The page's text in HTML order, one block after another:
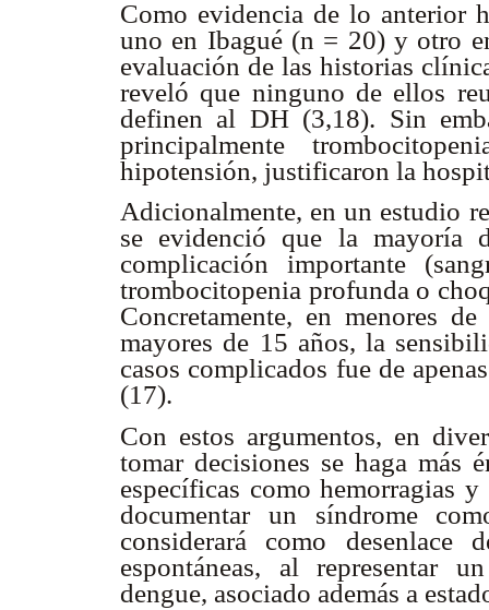
Como evidencia de lo anterior
uno en Ibagué (n = 20) y otro
evaluación de las historias
reveló que ninguno de ellos
definen al DH (3,18). Sin
principalmente
hipotensión, justificaron la
Adicionalmente, en un estudio
se evidenció que la mayoría
complicación importante
trombocitopenia profunda o
Concretamente, en menores
mayores de 15 años, la
casos complicados fue de
(17).
Con estos argumentos, en
tomar decisiones se haga más
específicas como hemorragias
documentar un síndrome
considerará como desenlace
espontáneas, al representar
dengue, asociado además a